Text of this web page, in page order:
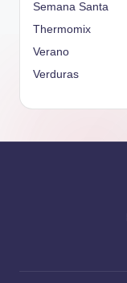
Semana Santa
Thermomix
Verano
Verduras